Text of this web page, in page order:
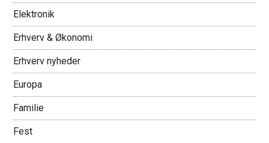
Elektronik
Erhverv & Økonomi
Erhverv nyheder
Europa
Familie
Fest